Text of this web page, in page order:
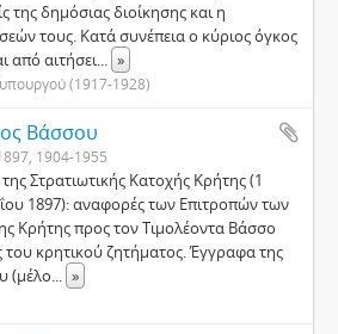
της δημόσιας διοίκησης και η
τους. Κατά συνέπεια ο κύριος όγκος
από αιτήσει... »
(1917-1928)
Βάσσου
1904-1955
Στρατιωτικής Κατοχής Κρήτης (1
1897): αναφορές των Επιτροπών των
Κρήτης προς τον Τιμολέοντα Βάσσο
του κρητικού ζητήματος. Έγγραφα της
(μέλο... »